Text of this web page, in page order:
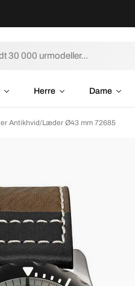
Herre Dame
Antikhvid/Læder Ø43 mm 72685